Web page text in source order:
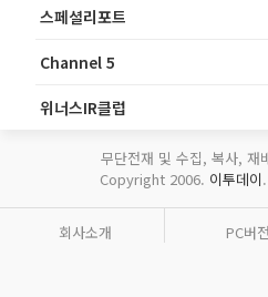
스페셜리포트
Channel 5
위너스IR클럽
무단전재 및 수집, 복사, 재
Copyright 2006. 이투데이
회사소개 PC버전